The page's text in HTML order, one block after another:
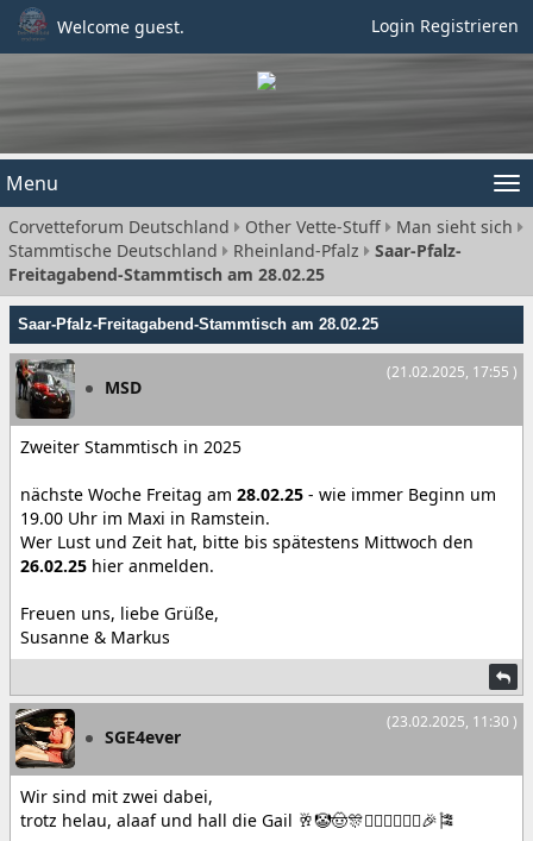
Welcome guest. Login Registrieren
Menu
Corvetteforum Deutschland Other Vette-Stuff
Man sieht sich
Stammtische Deutschland
Rheinland-Pfalz
Saar-Pfalz-
Freitagabend-Stammtisch am 28.02.25
Saar-Pfalz-Freitagabend-Stammtisch am 28.02.25
(21.02.2025, 17:55 )
MSD
Zweiter Stammtisch in 2025
nächste Woche Freitag am 28.02.25 - wie immer Beginn um
19.00 Uhr im Maxi in Ramstein.
Wer Lust und Zeit hat, bitte bis spätestens Mittwoch den
26.02.25 hier anmelden.
Freuen uns, liebe Grüße,
Susanne & Markus
(23.02.2025, 11:30 )
SGE4ever
Wir sind mit zwei dabei,
trotz helau, alaaf und hall die Gail 🥂🤡🤠🎊🧜🏽‍♀️🧜🏼‍♂️🎉🎏